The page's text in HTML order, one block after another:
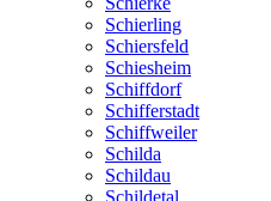
Schierling
Schiersfeld
Schiesheim
Schiffdorf
Schifferstadt
Schiffweiler
Schilda
Schildau
Schildetal